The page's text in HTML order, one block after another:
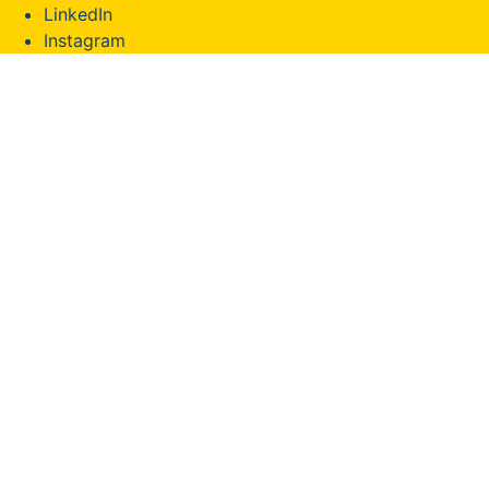
LinkedIn
Instagram